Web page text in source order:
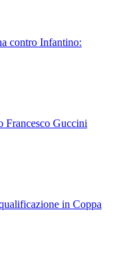
contro Infantino:
Francesco Guccini
in Coppa